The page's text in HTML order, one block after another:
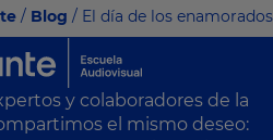
/ Blog / El día de los enamorados
y colaboradores de la
el mismo deseo: